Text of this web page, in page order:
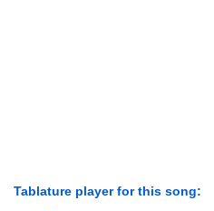
Tablature player for this song: